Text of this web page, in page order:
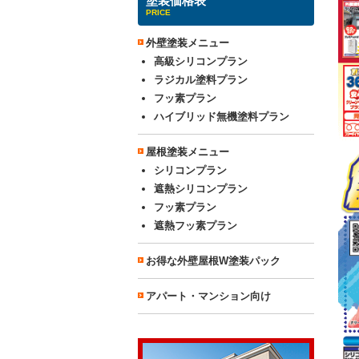
PRICE
外壁塗装メニュー
高級シリコンプラン
ラジカル塗料プラン
フッ素プラン
ハイブリッド無機塗料プラン
屋根塗装メニュー
シリコンプラン
遮熱シリコンプラン
フッ素プラン
遮熱フッ素プラン
お得な外壁屋根W塗装パック
アパート・マンション向け